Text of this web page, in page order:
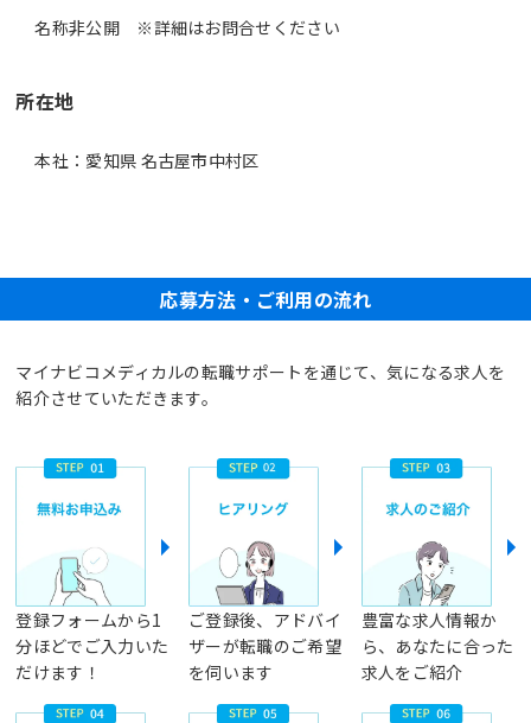
名称非公開 ※詳細はお問合せください
所在地
本社：愛知県 名古屋市中村区
応募方法・ご利用の流れ
マイナビコメディカルの転職サポートを通じて、気になる求人を
紹介させていただきます。
登録フォームから1
分ほどでご入力いた
だけます！
ご登録後、アドバイ
ザーが転職のご希望
を伺います
豊富な求人情報か
ら、あなたに合った
求人をご紹介